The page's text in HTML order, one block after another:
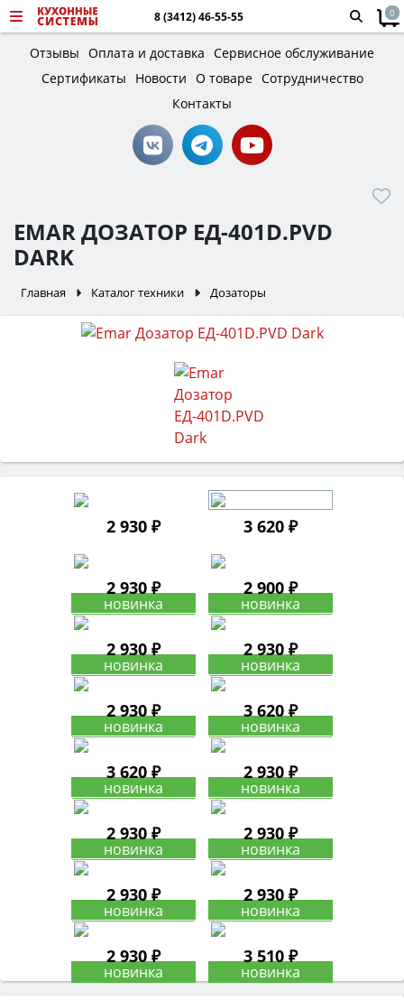
8 (3412) 46-55-55 0
Отзывы Оплата и доставка Сервисное обслуживание
Сертификаты
Новости О товаре Сотрудничество
Контакты
EMAR ДОЗАТОР ЕД-401D.PVD
DARK
Главная Каталог техники Дозаторы
2 930 ₽ 3 620 ₽
2 930 ₽ 2 900 ₽
2 930 ₽ 2 930 ₽
2 930 ₽ 3 620 ₽
3 620 ₽ 2 930 ₽
2 930 ₽ 2 930 ₽
2 930 ₽ 2 930 ₽
2 930 ₽ 3 510 ₽